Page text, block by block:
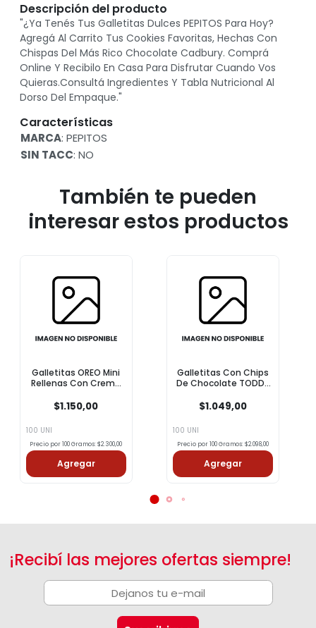
Descripción del producto
"¿Ya Tenés Tus Galletitas Dulces PEPITOS Para Hoy?
Agregá Al Carrito Tus Cookies Favoritas, Hechas Con
Chispas Del Más Rico Chocolate Cadbury. Comprá
Online Y Recibilo En Casa Para Disfrutar Cuando Vos
Quieras.Consultá Ingredientes Y Tabla Nutricional Al
Dorso Del Empaque."
Características
MARCA: PEPITOS
SIN TACC: NO
También te pueden
interesar estos productos
Galletitas OREO Mini
Rellenas Con Crema
$1.150,00
100 UNI
Precio por 100 Gramos: $2.300,00
Agregar
Galletitas Con Chips
De Chocolate TODDY
$1.049,00
100 UNI
Precio por 100 Gramos: $2.098,00
Agregar
¡Recibí las mejores ofertas siempre!